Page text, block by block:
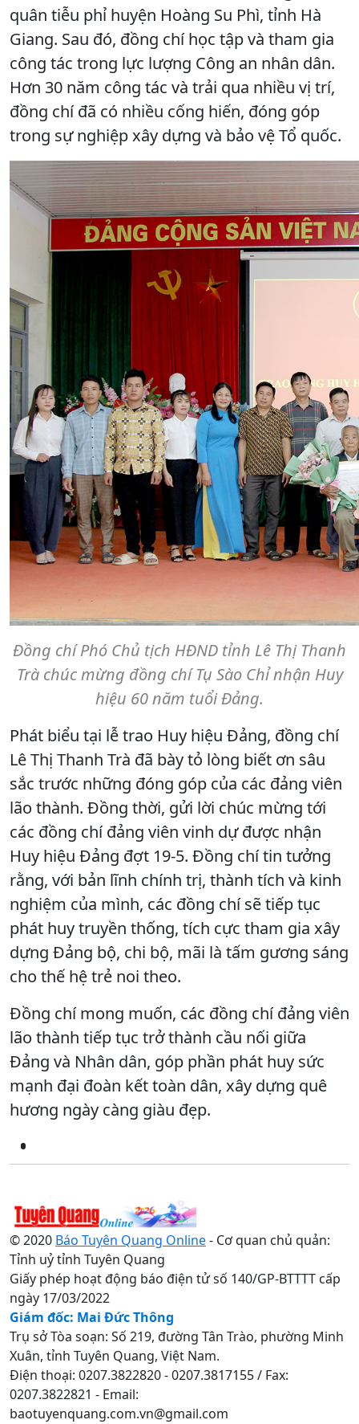
quân tiễu phỉ huyện Hoàng Su Phì, tỉnh Hà
Giang. Sau đó, đồng chí học tập và tham gia
công tác trong lực lượng Công an nhân dân.
Hơn 30 năm công tác và trải qua nhiều vị trí,
đồng chí đã có nhiều cống hiến, đóng góp
trong sự nghiệp xây dựng và bảo vệ Tổ quốc.
Đồng chí Phó Chủ tịch HĐND tỉnh Lê Thị Thanh
Trà chúc mừng đồng chí Tụ Sào Chỉ nhận Huy
hiệu 60 năm tuổi Đảng.
Phát biểu tại lễ trao Huy hiệu Đảng, đồng chí
Lê Thị Thanh Trà đã bày tỏ lòng biết ơn sâu
sắc trước những đóng góp của các đảng viên
lão thành. Đồng thời, gửi lời chúc mừng tới
các đồng chí đảng viên vinh dự được nhận
Huy hiệu Đảng đợt 19-5. Đồng chí tin tưởng
rằng, với bản lĩnh chính trị, thành tích và kinh
nghiệm của mình, các đồng chí sẽ tiếp tục
phát huy truyền thống, tích cực tham gia xây
dựng Đảng bộ, chi bộ, mãi là tấm gương sáng
cho thế hệ trẻ noi theo.
Đồng chí mong muốn, các đồng chí đảng viên
lão thành tiếp tục trở thành cầu nối giữa
Đảng và Nhân dân, góp phần phát huy sức
mạnh đại đoàn kết toàn dân, xây dựng quê
hương ngày càng giàu đẹp.
© 2020 Báo Tuyên Quang Online- Cơ quan chủ quản:
Tỉnh uỷ tỉnh Tuyên Quang
Giấy phép hoạt động báo điện tử số 140/GP-BTTTT cấp
ngày 17/03/2022
Giám đốc: Mai Đức Thông
Trụ sở Tòa soạn: Số 219, đường Tân Trào, phường Minh
Xuân, tỉnh Tuyên Quang, Việt Nam.
Điện thoại: 0207.3822820 - 0207.3817155 / Fax:
0207.3822821 - Email:
baotuyenquang.com.vn@gmail.com